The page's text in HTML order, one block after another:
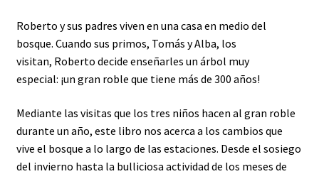
Roberto y sus padres viven en una casa en medio del
bosque. Cuando sus primos, Tomás y Alba, los
visitan, Roberto decide enseñarles un árbol muy
especial: ¡un gran roble que tiene más de 300 años!
Mediante las visitas que los tres niños hacen al gran roble
durante un año, este libro nos acerca a los cambios que
vive el bosque a lo largo de las estaciones. Desde el sosiego
del invierno hasta la bulliciosa actividad de los meses de